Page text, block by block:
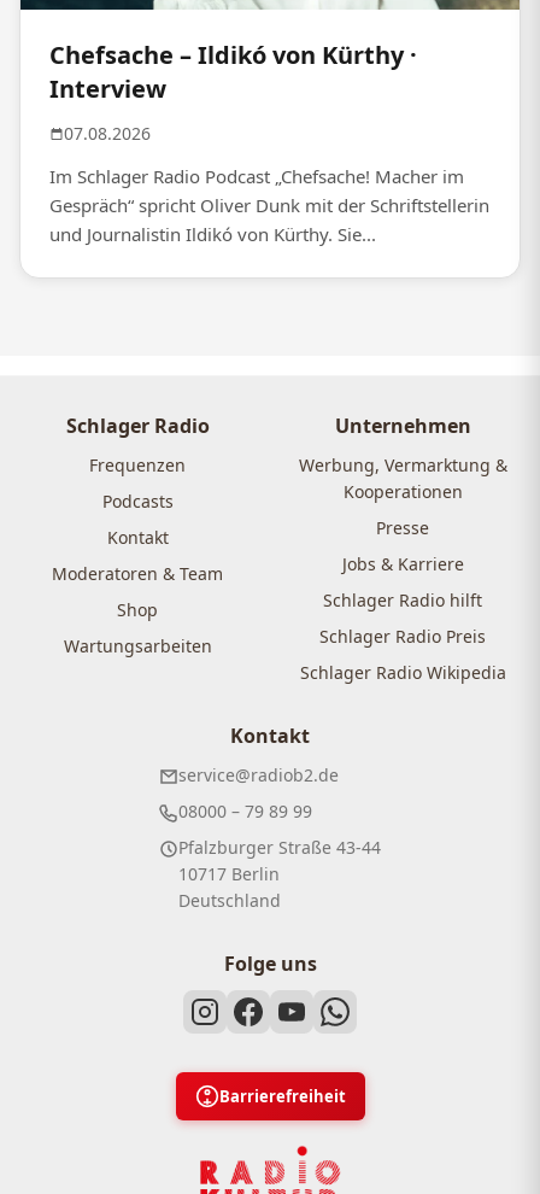
Chefsache – Ildikó von Kürthy ·
Interview
07.08.2026
Im Schlager Radio Podcast „Chefsache! Macher im
Gespräch“ spricht Oliver Dunk mit der Schriftstellerin
und Journalistin Ildikó von Kürthy. Sie...
Schlager Radio
Frequenzen
Podcasts
Kontakt
Moderatoren & Team
Shop
Wartungsarbeiten
Unternehmen
Werbung, Vermarktung &
Kooperationen
Presse
Jobs & Karriere
Schlager Radio hilft
Schlager Radio Preis
Schlager Radio Wikipedia
Kontakt
service@radiob2.de
08000 – 79 89 99
Pfalzburger Straße 43-44
10717 Berlin
Deutschland
Folge uns
Barrierefreiheit